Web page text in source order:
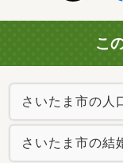
こ
さいたま市の人
さいたま市の結